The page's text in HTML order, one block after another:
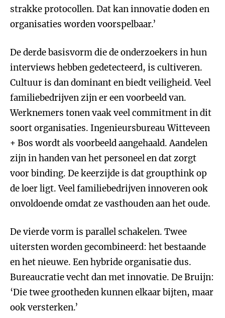
strakke protocollen. Dat kan innovatie doden en
organisaties worden voorspelbaar.’
De derde basisvorm die de onderzoekers in hun
interviews hebben gedetecteerd, is cultiveren.
Cultuur is dan dominant en biedt veiligheid. Veel
familiebedrijven zijn er een voorbeeld van.
Werknemers tonen vaak veel commitment in dit
soort organisaties. Ingenieursbureau Witteveen
+ Bos wordt als voorbeeld aangehaald. Aandelen
zijn in handen van het personeel en dat zorgt
voor binding. De keerzijde is dat groupthink op
de loer ligt. Veel familiebedrijven innoveren ook
onvoldoende omdat ze vasthouden aan het oude.
De vierde vorm is parallel schakelen. Twee
uitersten worden gecombineerd: het bestaande
en het nieuwe. Een hybride organisatie dus.
Bureaucratie vecht dan met innovatie. De Bruijn:
‘Die twee grootheden kunnen elkaar bijten, maar
ook versterken.’